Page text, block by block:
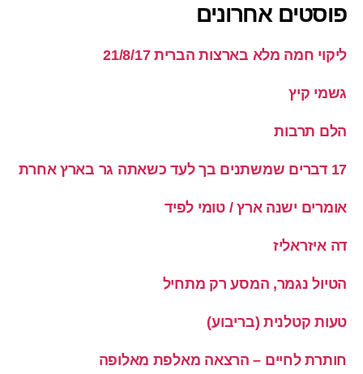
פוסטים אחרונים
ליקוי חמה מלא בארצות הברית 21/8/17
גשמי קיץ
הלם תרבות
17 דברים שמשתנים בך לעד כשאתה גר בארץ אחרת
אומרים ישנה ארץ / טומי לפיד
דה איזראליז
הטיול נגמר, המסע רק מתחיל
טעות קטלנית (בריבוע)
חותרת לחיים – הרצאה מאלפת מאלופה